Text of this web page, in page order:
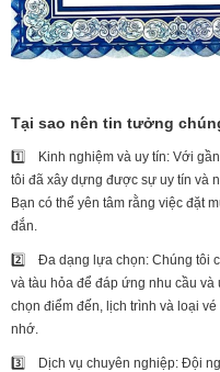
Tại sao nên tin tưởng
1️⃣ Kinh nghiệm và uy tín: Với
tôi đã xây dựng được sự uy tín và
Bạn có thể yên tâm rằng việc đặt
đắn.
2️⃣ Đa dạng lựa chọn: Chúng tôi
và tàu hỏa để đáp ứng nhu cầu
chọn điểm đến, lịch trình và loại
nhớ.
3️⃣ Dịch vụ chuyên nghiệp: Đội